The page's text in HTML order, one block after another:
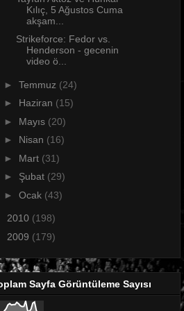
Kılıç, 5 Ağustos Cuma
akşam...
Strikeforce: Fedor vs.
Henderson - gecenin
video ö...
► Temmuz (24)
► Haziran (15)
► Mayıs (20)
► Nisan (16)
► Mart (31)
► Şubat (29)
► Ocak (43)
2010 (198)
2009 (179)
Sayfa Görüntüleme Sayısı